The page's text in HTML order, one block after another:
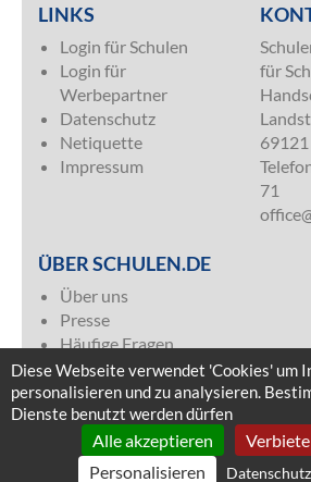
LINKS
Login für Schulen
Login für
Werbepartner
Datenschutz
Netiquette
Impressum
für
71
ÜBER SCHULEN.DE
Über uns
Presse
Häufige Fragen
Kontakt & Impressum
Mediadaten
Diese Webseite verwendet 'Cookies' um
personalisieren und zu analysieren.
Dienste benutzt werden dürfen
Alle akzeptieren
Personalisieren